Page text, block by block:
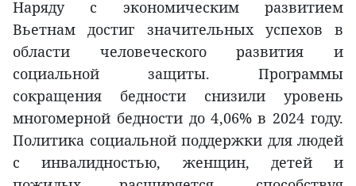
Наряду с экономическим развитием
Вьетнам достиг значительных успехов в
области человеческого развития и
социальной защиты. Программы
сокращения бедности снизили уровень
многомерной бедности до 4,06% в 2024 году.
Политика социальной поддержки для людей
с инвалидностью, женщин, детей и